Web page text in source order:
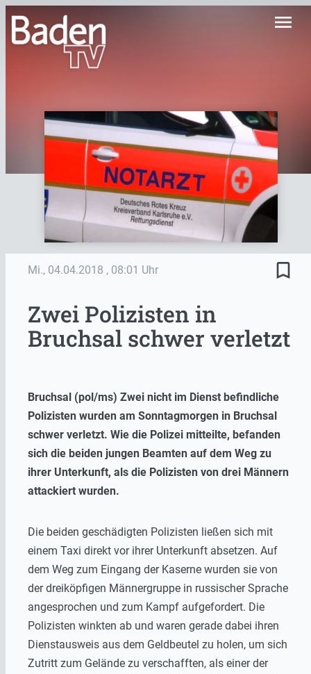
menu
Mi., 04.04.2018 , 08:01 Uhr bookmark_border
Zwei Polizisten in
Bruchsal schwer verletzt
Bruchsal (pol/ms) Zwei nicht im Dienst befindliche
Polizisten wurden am Sonntagmorgen in Bruchsal
schwer verletzt. Wie die Polizei mitteilte, befanden
sich die beiden jungen Beamten auf dem Weg zu
ihrer Unterkunft, als die Polizisten von drei Männern
attackiert wurden.
Die beiden geschädigten Polizisten ließen sich mit
einem Taxi direkt vor ihrer Unterkunft absetzen. Auf
dem Weg zum Eingang der Kaserne wurden sie von
der dreiköpfigen Männergruppe in russischer Sprache
angesprochen und zum Kampf aufgefordert. Die
Polizisten winkten ab und waren gerade dabei ihren
Dienstausweis aus dem Geldbeutel zu holen, um sich
Zutritt zum Gelände zu verschafften, als einer der